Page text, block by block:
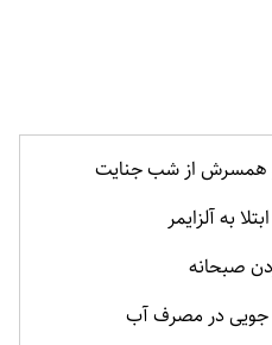
و همسرش از شب جنایت
به آلزایمر
صبحانه
در مصرف آب